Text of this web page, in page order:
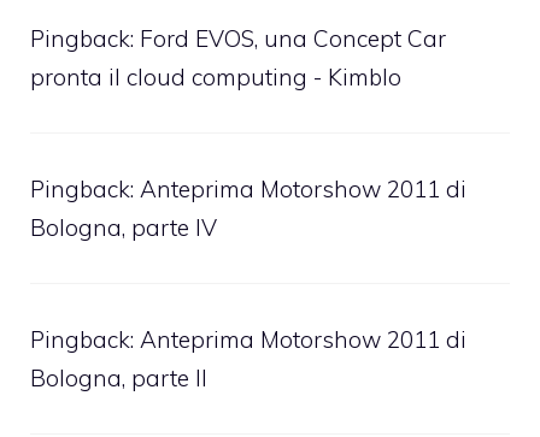
Pingback: Ford EVOS, una Concept Car
pronta il cloud computing - Kimblo
Pingback: Anteprima Motorshow 2011 di
Bologna, parte IV
Pingback: Anteprima Motorshow 2011 di
Bologna, parte II